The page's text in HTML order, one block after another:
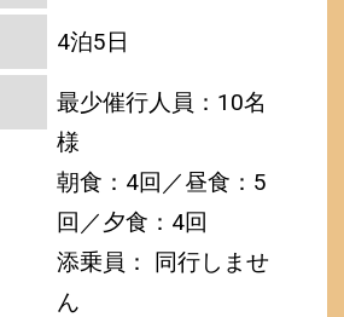
4泊5日
最少催行人員：10名
様
朝食：4回／昼食：5
回／夕食：4回
添乗員： 同行しませ
ん